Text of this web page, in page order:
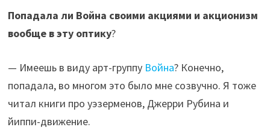
Попадала ли Война своими акциями и акционизм
вообще в эту оптику?
— Имеешь в виду арт-группу Война? Конечно,
попадала, во многом это было мне созвучно. Я тоже
читал книги про уэзерменов, Джерри Рубина и
йиппи-движение.